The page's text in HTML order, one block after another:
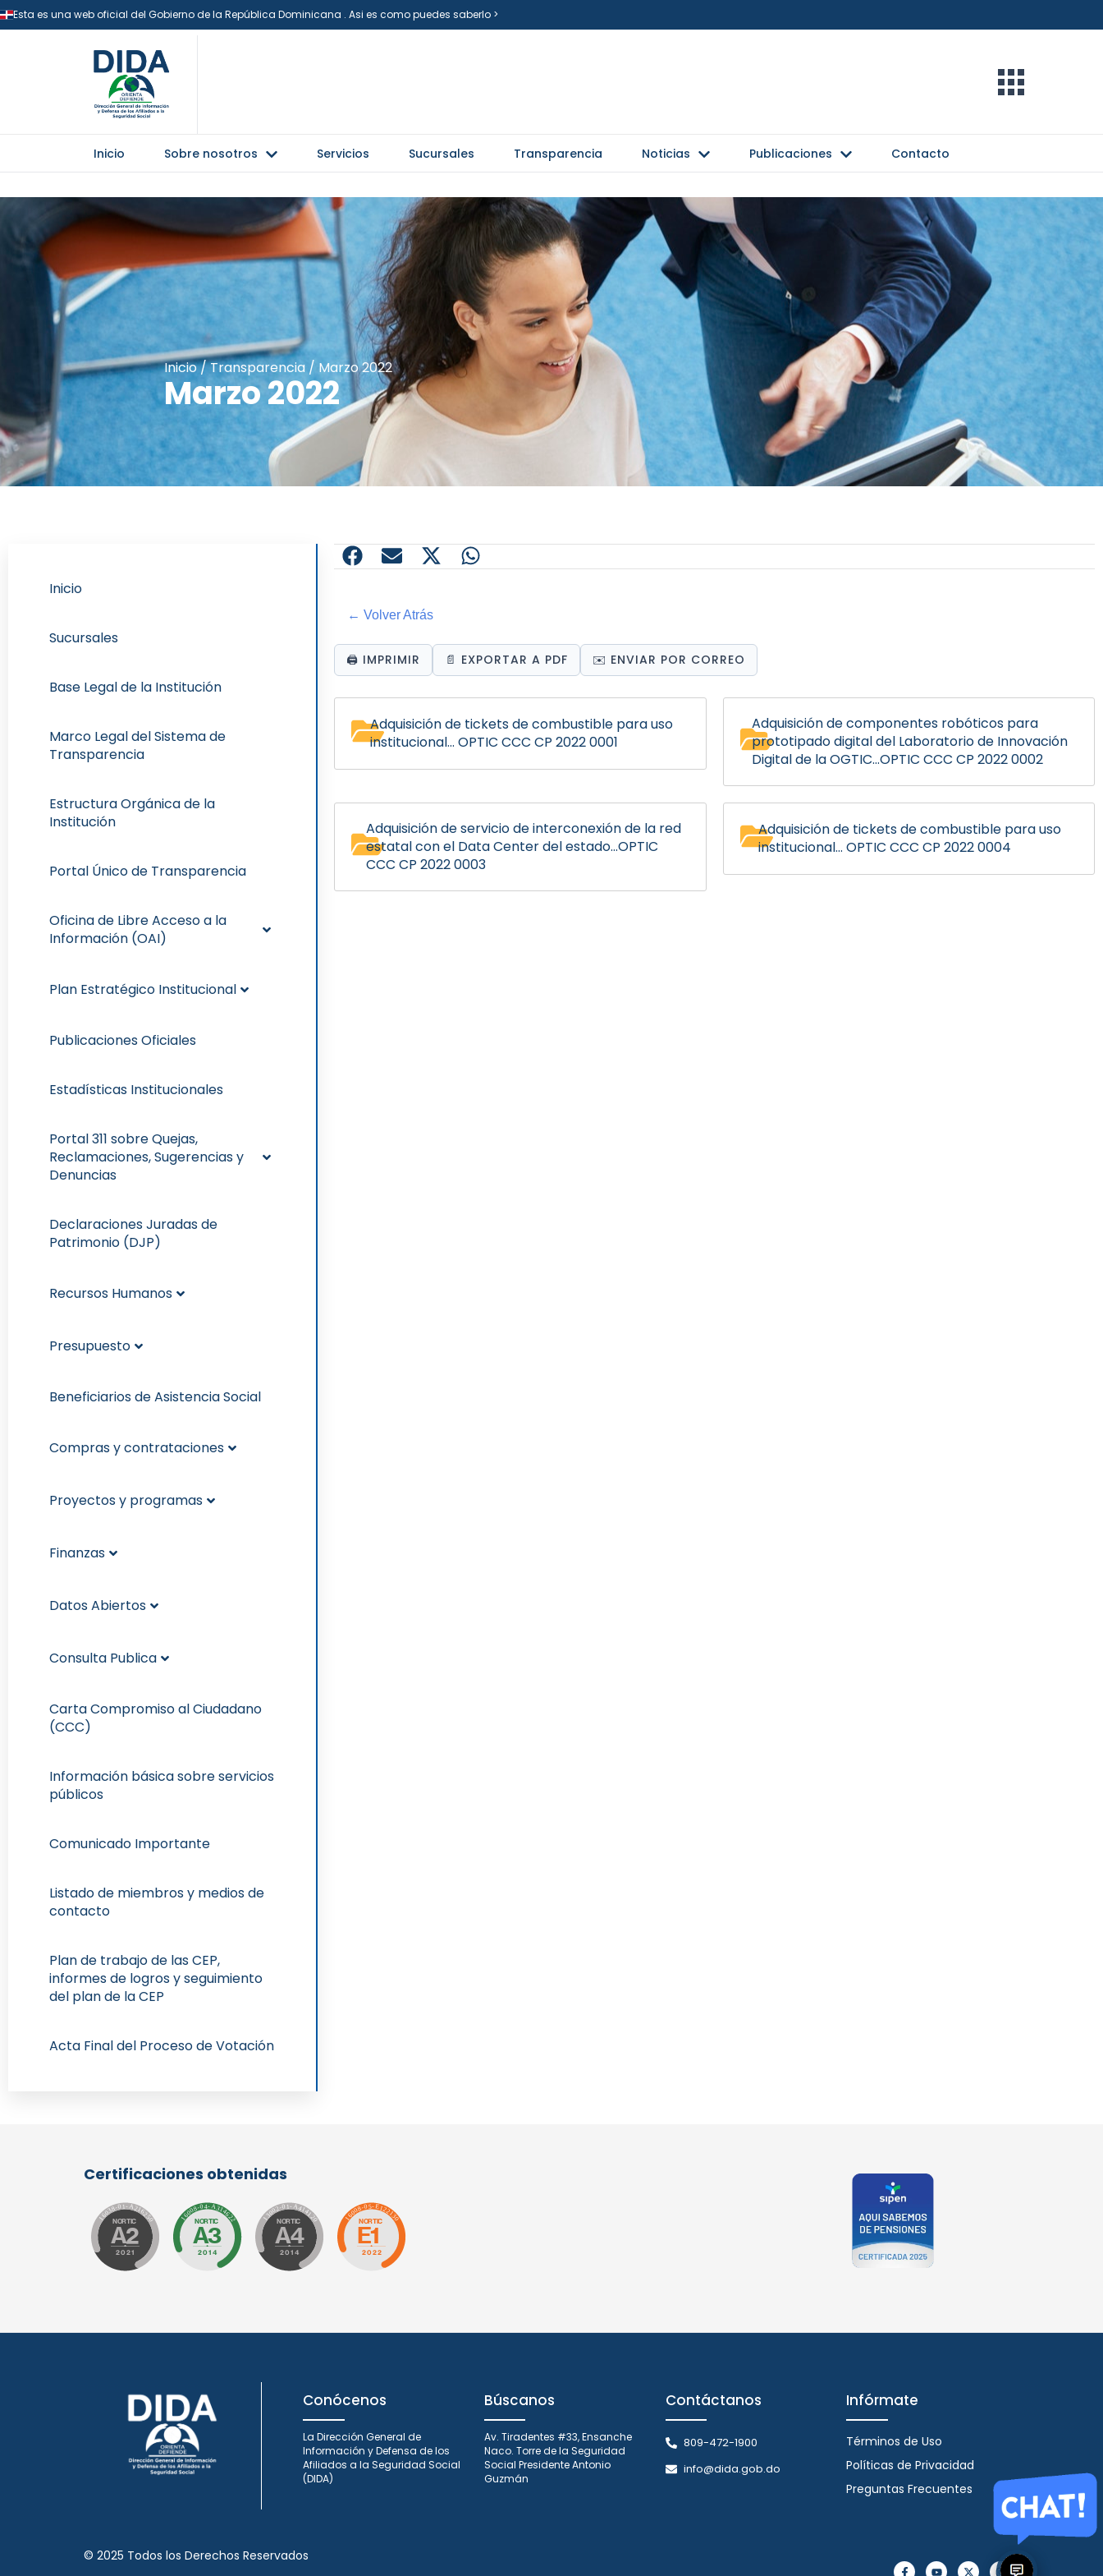
Esta es una web oficial del Gobierno de la República Dominicana . Asi es como puedes saberlo >
Inicio Sobre nosotros Servicios Sucursales Transparencia Noticias Publicaciones Contacto
Inicio/Transparencia / Marzo 2022
Marzo 2022
Inicio
Sucursales
Base Legal de la Institución
Marco Legal del Sistema de
Transparencia
Estructura Orgánica de la
Institución
Portal Único de Transparencia
Oficina de Libre Acceso a la
Información (OAI)
Plan Estratégico Institucional
Publicaciones Oficiales
Estadísticas Institucionales
Portal 311 sobre Quejas,
Reclamaciones, Sugerencias y
Denuncias
Declaraciones Juradas de
Patrimonio (DJP)
Recursos Humanos
Presupuesto
Beneficiarios de Asistencia Social
Compras y contrataciones
Proyectos y programas
Finanzas
Datos Abiertos
Consulta Publica
Carta Compromiso al Ciudadano
(CCC)
Información básica sobre servicios
públicos
Comunicado Importante
Listado de miembros y medios de
contacto
Plan de trabajo de las CEP,
informes de logros y seguimiento
del plan de la CEP
Acta Final del Proceso de Votación
← Volver Atrás
🖨️ IMPRIMIR 📄 EXPORTAR A PDF ✉️ ENVIAR POR CORREO
Adquisición de tickets de combustible para uso
institucional... OPTIC CCC CP 2022 0001
Adquisición de componentes robóticos para
prototipado digital del Laboratorio de Innovación
Digital de la OGTIC...OPTIC CCC CP 2022 0002
Adquisición de servicio de interconexión de la red
estatal con el Data Center del estado...OPTIC
CCC CP 2022 0003
Adquisición de tickets de combustible para uso
institucional... OPTIC CCC CP 2022 0004
Certificaciones obtenidas
Conócenos
La Dirección General de
Información y Defensa de los
Afiliados a la Seguridad Social
(DIDA)
Búscanos
Av. Tiradentes #33, Ensanche
Naco. Torre de la Seguridad
Social Presidente Antonio
Guzmán
Contáctanos
809-472-1900
info@dida.gob.do
Infórmate
Términos de Uso
Políticas de Privacidad
Preguntas Frecuentes
© 2025 Todos los Derechos Reservados